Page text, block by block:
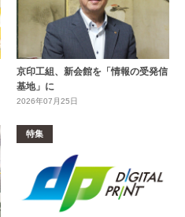
京印工組、新会館を「情報の受発信
基地」に
2026年07月25日
特集